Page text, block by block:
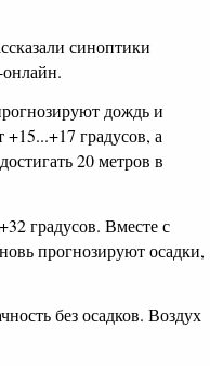
синоптики
дождь и
+15...+17 градусов, а
20 метров в
градусов. Вместе с
прогнозируют осадки,
без осадков. Воздух